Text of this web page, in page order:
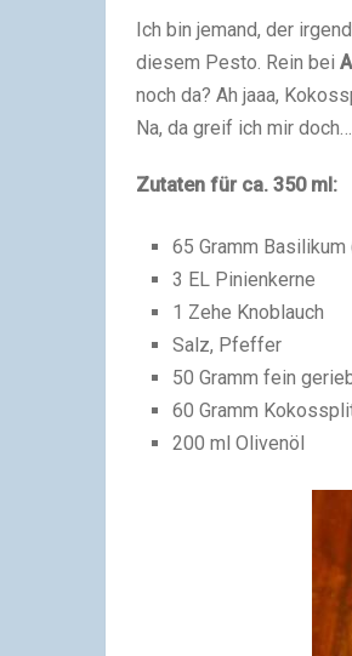
Ich bin jemand, der
diesem Pesto. Rein bei
noch da? Ah jaaa,
Na, da greif ich mir
Zutaten für ca. 350 ml:
65 Gramm
3 EL Pinienkerne
1 Zehe Knoblauch
Salz, Pfeffer
50 Gramm fein
60 Gramm
200 ml Olivenöl